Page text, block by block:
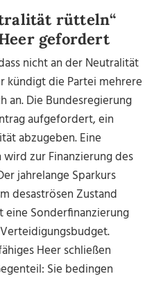
rütteln“
gefordert
nicht an der Neutralität
kündigt die Partei mehrere
an. Die Bundesregierung
aufgefordert, ein
abzugeben. Eine
zur Finanzierung des
jahrelange Sparkurs
desaströsen Zustand
Sonderfinanzierung
Heer schließen
Sie bedingen